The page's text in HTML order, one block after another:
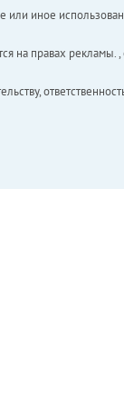
иное
правах рекламы. ,